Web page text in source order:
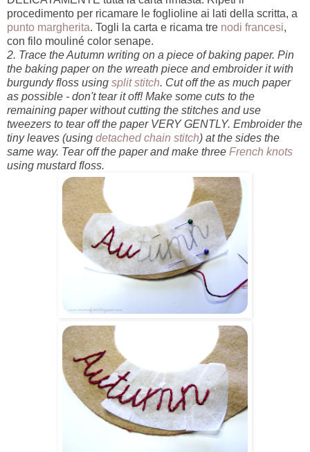
procedimento per ricamare le foglioline ai lati della scritta, a
punto margherita. Togli la carta e ricama tre nodi francesi,
con filo mouliné color senape.
2. Trace the Autumn writing on a piece of baking paper. Pin
the baking paper on the wreath piece and embroider it with
burgundy floss using split stitch. Cut off the as much paper
as possible - don't tear it off! Make some cuts to the
remaining paper without cutting the stitches and use
tweezers to tear off the paper VERY GENTLY. Embroider the
tiny leaves (using detached chain stitch) at the sides the
same way. Tear off the paper and make three French knots
using mustard floss.